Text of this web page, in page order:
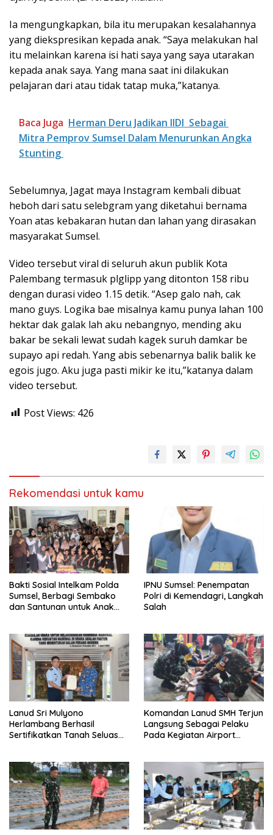
Ia mengungkapkan, bila itu merupakan kesalahannya
yang diekspresikan kepada anak. “Saya melakukan hal
itu melainkan karena isi hati saya yang saya utarakan
kepada anak saya. Yang mana saat ini dilakukan
pelajaran dari atau tidak tatap muka,”katanya.
Baca Juga Herman Deru Jadikan IIDI Sebagai
Mitra Pemprov Sumsel Dalam Menurunkan Angka
Stunting
Sebelumnya, Jagat maya Instagram kembali dibuat
heboh dari satu selebgram yang diketahui bernama
Yoan atas kebakaran hutan dan lahan yang dirasakan
masyarakat Sumsel.
Video tersebut viral di seluruh akun publik Kota
Palembang termasuk plglipp yang ditonton 158 ribu
dengan durasi video 1.15 detik. “Asep galo nah, cak
mano guys. Logika bae misalnya kamu punya lahan 100
hektar dak galak lah aku nebangnyo, mending aku
bakar be sekali lewat sudah kagek suruh damkar be
supayo api redah. Yang abis sebenarnya balik balik ke
egois jugo. Aku juga pasti mikir ke itu,”katanya dalam
video tersebut.
Post Views: 426
Rekomendasi untuk kamu
Bakti Sosial Intelkam Polda
Sumsel, Berbagi Sembako
dan Santunan untuk Anak
IPNU Sumsel: Penempatan
Polri di Kemendagri, Langkah
Salah
Lanud Sri Mulyono
Herlambang Berhasil
Sertifikatkan Tanah Seluas
Komandan Lanud SMH Terjun
Langsung Sebagai Pelaku
Pada Kegiatan Airport
Serta Emergency Response
Plan